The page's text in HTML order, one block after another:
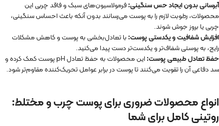
آبرسانی بدون ایجاد حس سنگینی:فرمولاسیون‌های سبک و فاقد چربی این
محصولات، رطوبت لازم را به پوست می‌رسانند بدون آنکه باعث احساس سنگینی،
چربی یا بروز جوش شوند.
افزایش شفافیت و یکدستی پوست: با تعادل‌بخشی به پوست و کاهش مشکلات
رایج، به پوستی شفاف‌تر و یکدست‌تر دست پیدا می‌کنید.
حفظ تعادل طبیعی پوست:
این محصولات به حفظ تعادل pH پوست کمک کرده و
سد دفاعی آن را تقویت می‌کنند تا پوست در برابر عوامل تحریک‌کننده مقاوم‌تر شود.
انواع محصولات ضروری برای پوست چرب و مختلط:
روتینی کامل برای شما